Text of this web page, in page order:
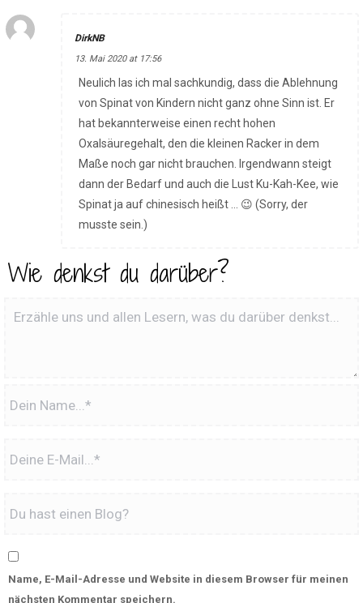
DirkNB
13. Mai 2020 at 17:56
Neulich las ich mal sachkundig, dass die Ablehnung
von Spinat von Kindern nicht ganz ohne Sinn ist. Er
hat bekannterweise einen recht hohen
Oxalsäuregehalt, den die kleinen Racker in dem
Maße noch gar nicht brauchen. Irgendwann steigt
dann der Bedarf und auch die Lust Ku-Kah-Kee, wie
Spinat ja auf chinesisch heißt … 😉 (Sorry, der
musste sein.)
Wie denkst du darüber?
Name, E-Mail-Adresse und Website in diesem Browser für meinen
nächsten Kommentar speichern.